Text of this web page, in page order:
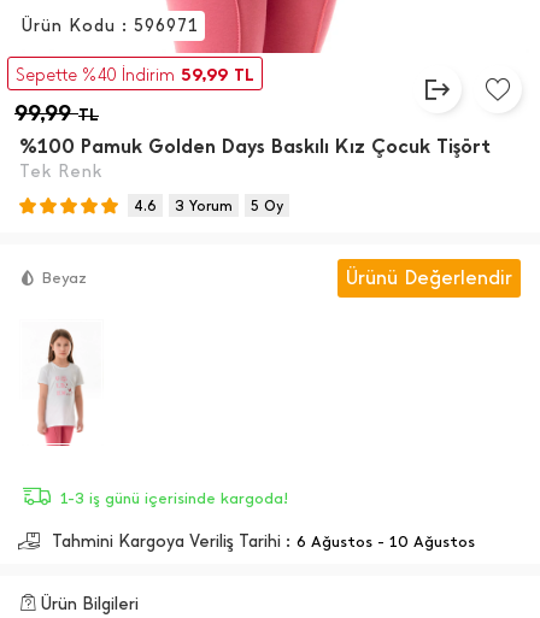
Sepette %40 İndirim 59,99 TL
99,99TL
%100 Pamuk Golden Days Baskılı Kız Çocuk Tişört
Tek Renk
Ürün Kodu : 596971
4.6 3 Yorum 5 Oy
Beyaz Ürünü Değerlendir
1-3 iş günü içerisinde kargoda!
Tahmini Kargoya Veriliş Tarihi : 6 Ağustos - 10 Ağustos
Ürün Bilgileri